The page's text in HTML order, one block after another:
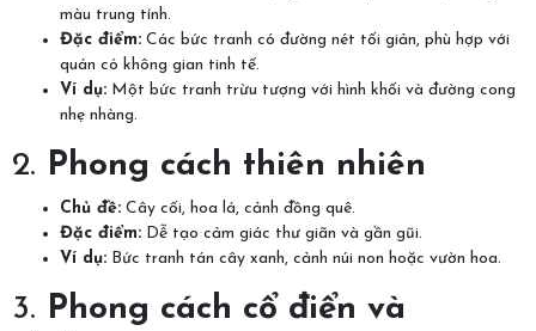
màu trung tính.
Đặc điểm: Các bức tranh có đường nét tối giản, phù hợp với
quán có không gian tinh tế.
Ví dụ: Một bức tranh trừu tượng với hình khối và đường cong
nhẹ nhàng.
2. Phong cách thiên nhiên
Chủ đề: Cây cối, hoa lá, cảnh đồng quê.
Đặc điểm: Dễ tạo cảm giác thư giãn và gần gũi.
Ví dụ: Bức tranh tán cây xanh, cảnh núi non hoặc vườn hoa.
3. Phong cách cổ điển và